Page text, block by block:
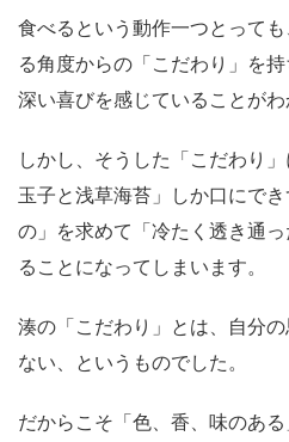
食べるという動作一つとっても
る角度からの「こだわり」を
深い喜びを感じていることがわ
しかし、そうした「こだわり
玉子と浅草海苔」しか口にで
の」を求めて「冷たく透き通
ることになってしまいます。
湊の「こだわり」とは、自分
ない、というものでした。
だからこそ「色、香、味のあ